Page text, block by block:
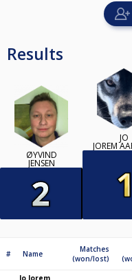
Results
ØYVIND
JENSEN
JO
JOREM
# Name
Matches
(won/lost)